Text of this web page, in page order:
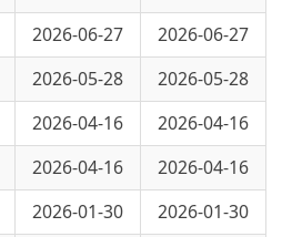
2026-05-28
2026-04-16
2026-04-16
2026-01-30
2025-12-31
2025-12-31